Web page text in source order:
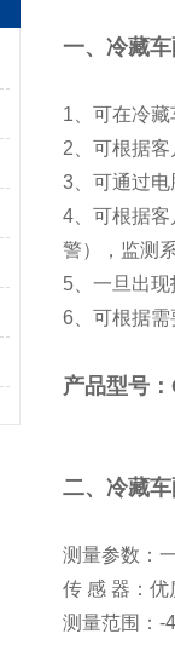
一、 冷藏
1、可在冷
2、可根据
3、可通过
4、可根据
警），监测
5、一旦出
6、可根据
产品型号
二、 冷藏
测量参数：
传 感 器：
测量范围：-